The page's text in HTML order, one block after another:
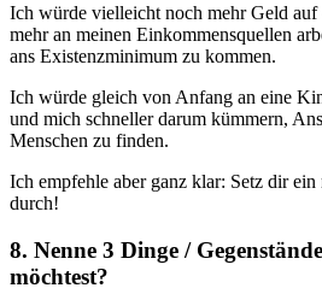
Ich würde vielleicht noch mehr Geld auf
mehr an meinen Einkommensquellen
ans Existenzminimum zu kommen.
Ich würde gleich von Anfang an eine
und mich schneller darum kümmern,
Menschen zu finden.
Ich empfehle aber ganz klar: Setz dir ein
durch!
8. Nenne 3 Dinge /
möchtest?